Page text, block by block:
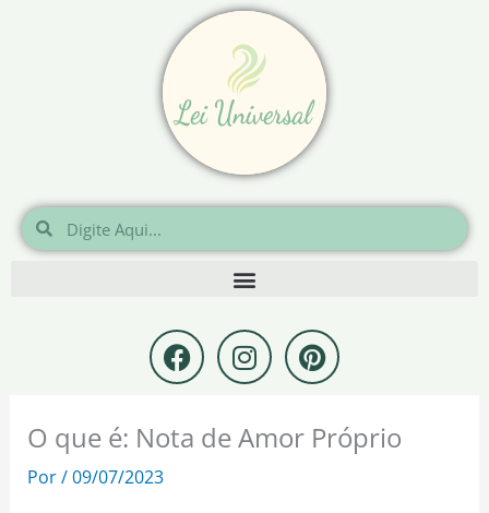
Pesquisar
Pesquisar
F
a
c
e
b
I
n
s
t
a
P
i
n
t
e
O que é: Nota de Amor Próprio
Por/09/07/2023